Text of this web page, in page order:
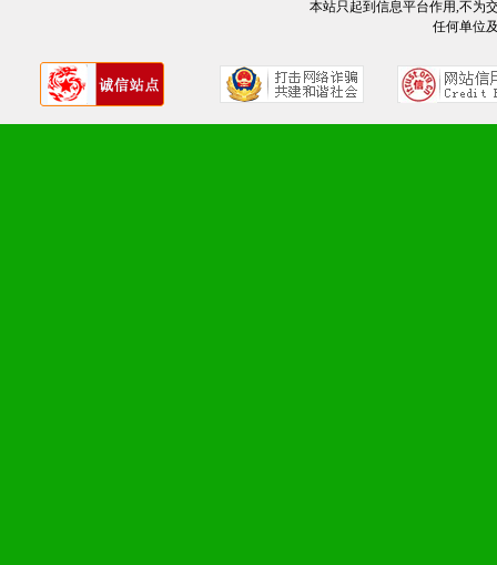
2、市场保护支持：供优
统一底价供货、严格保证
本站只起到信息平台作用,不为
任何单位